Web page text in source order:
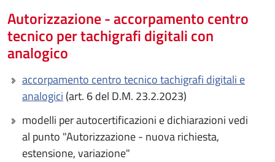
Autorizzazione - accorpamento centro
tecnico per tachigrafi digitali con
analogico
accorpamento centro tecnico tachigrafi digitali e
analogici (art. 6 del D.M. 23.2.2023)
modelli per autocertificazioni e dichiarazioni vedi
al punto "Autorizzazione - nuova richiesta,
estensione, variazione"